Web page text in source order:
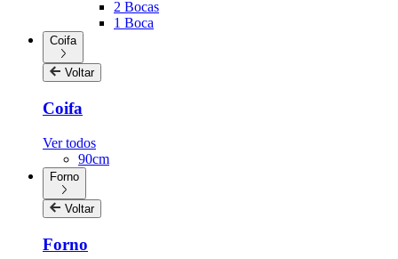
2 Bocas
1 Boca
Coifa
Voltar
Coifa
Ver todos
90cm
Forno
Voltar
Forno